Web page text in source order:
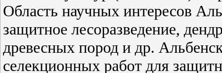
Область научных интересов
защитное лесоразведение,
древесных пород и др.
селекционных работ для